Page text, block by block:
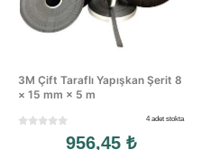
3M Çift Taraflı Yapışkan Şerit 8
× 15 mm × 5 m
4 adet stokta
956,45 ₺